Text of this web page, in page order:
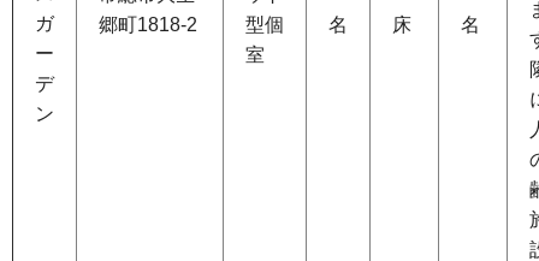
ガ
ー
デ
ン
郷町1818-2
型個
室
名
床
名